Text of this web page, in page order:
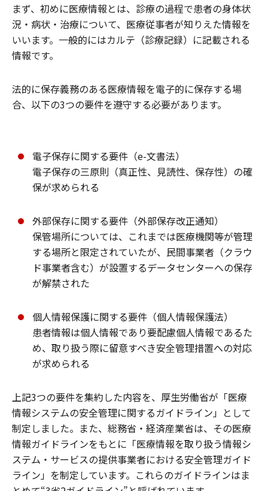
まず、初めに医療情報とは、診療の過程で患者の身体状
況・病状・治療について、医療従事者が知りえた情報を
いいます。一般的にはカルテ（診療記録）に記載される
情報です。
法的に保存義務のある医療情報を電子的に保存する場
合、以下の3つの要件を遵守する必要があります。
電子保存に関する要件（e-文書法）
電子保存の三原則（真正性、見読性、保存性）の確
保が求められる
外部保存に関する要件（外部保存改正通知）
保管場所については、これまでは医療機関等が管理
する場所と限定されていたが、民間事業者（クラウ
ド事業者含む）が設置するデータセンターへの保存
が解禁された
個人情報保護に関する要件（個人情報保護法）
患者情報は個人情報であり要配慮個人情報であるた
め、取り扱う際に留意すべき安全管理措置への対応
が求められる
上記3つの要件を集約した内容を、厚生労働省が「医療
情報システムの安全管理に関するガイドライン」として
制定しました。また、総務省・経済産業省は、その医療
情報ガイドラインをもとに「医療情報を取り扱う情報シ
ステム・サービスの提供事業者における安全管理ガイド
ライン」を制定しています。これらのガイドラインはま